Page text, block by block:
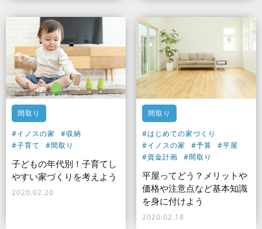
間取り
#イノスの家
#収納
#子育て
#間取り
子どもの年代別！子育てし
やすい家づくりを考えよう
2020.02.20
間取り
#はじめての家づくり
#イノスの家
#予算
#平屋
#資金計画
#間取り
平屋ってどう？メリットや
価格や注意点など基本知識
を身に付けよう
2020.02.18